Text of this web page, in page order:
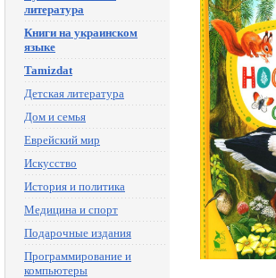
литература
Книги на украинском
языке
Tamizdat
Детская литература
Дом и семья
Еврейский мир
Искусство
История и политика
Медицина и спорт
Подарочные издания
Программирование и
компьютеры